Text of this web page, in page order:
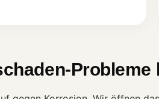
Probleme